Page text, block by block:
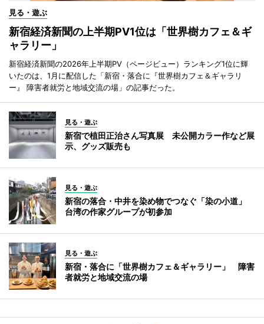
見る・遊ぶ
新宿経済新聞の上半期PV1位は「世界樹カフェ＆ギ
ャラリー」
新宿経済新聞の2026年上半期PV（ページビュー）ランキング1位に輝
いたのは、1月に配信した「新宿・落合に『世界樹カフェ＆ギャラリ
ー』 障害者就労と地域交流の場」の記事だった。
見る・遊ぶ
新宿で植田正治さん写真展 未公開カラー作など展
示、グッズ販売も
見る・遊ぶ
新宿の落合・中井を染め物でつなぐ「染の小道」
台湾の作家グループが初参加
見る・遊ぶ
新宿・落合に「世界樹カフェ＆ギャラリー」 障害
者就労と地域交流の場